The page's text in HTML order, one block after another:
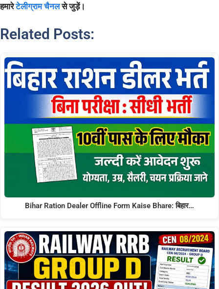
हमारेटेलीग्राम चैनल से जुड़ें।
Related Posts:
Bihar Ration Dealer Offline Form Kaise Bhare: बिहार…